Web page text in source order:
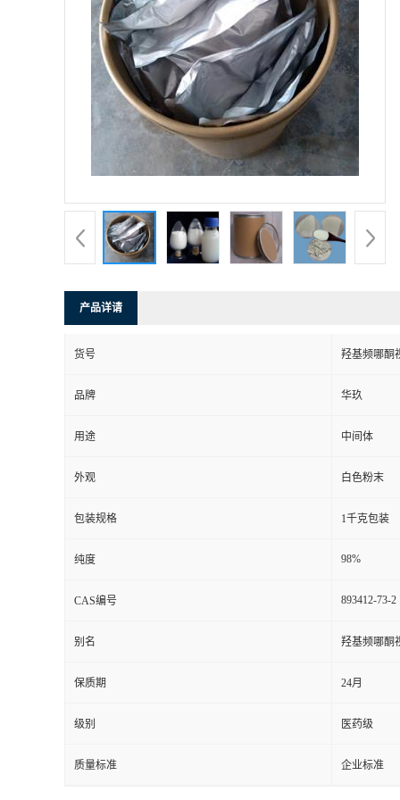
产品详请
货号 羟基频哪酮
品牌 华玖
用途 中间体
外观 白色粉末
包装规格 1千克包装
纯度 98%
CAS编号 893412-73-2
别名 羟基频哪酮
保质期 24月
级别 医药级
质量标准 企业标准